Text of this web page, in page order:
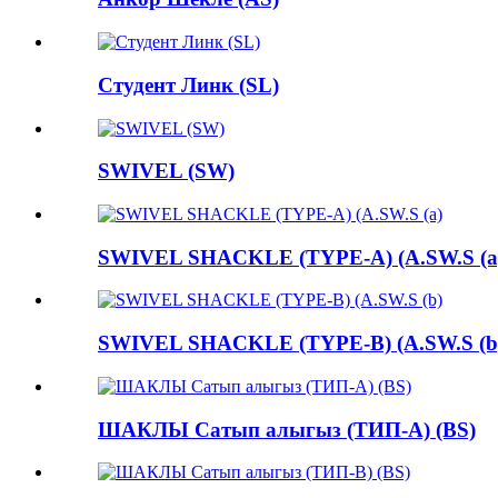
Студент Линк (SL)
SWIVEL (SW)
SWIVEL SHACKLE (TYPE-A) (A.SW.S
SWIVEL SHACKLE (TYPE-B) (A.SW.S
ШАКЛЫ Сатып алыгыз (ТИП-А) (BS)